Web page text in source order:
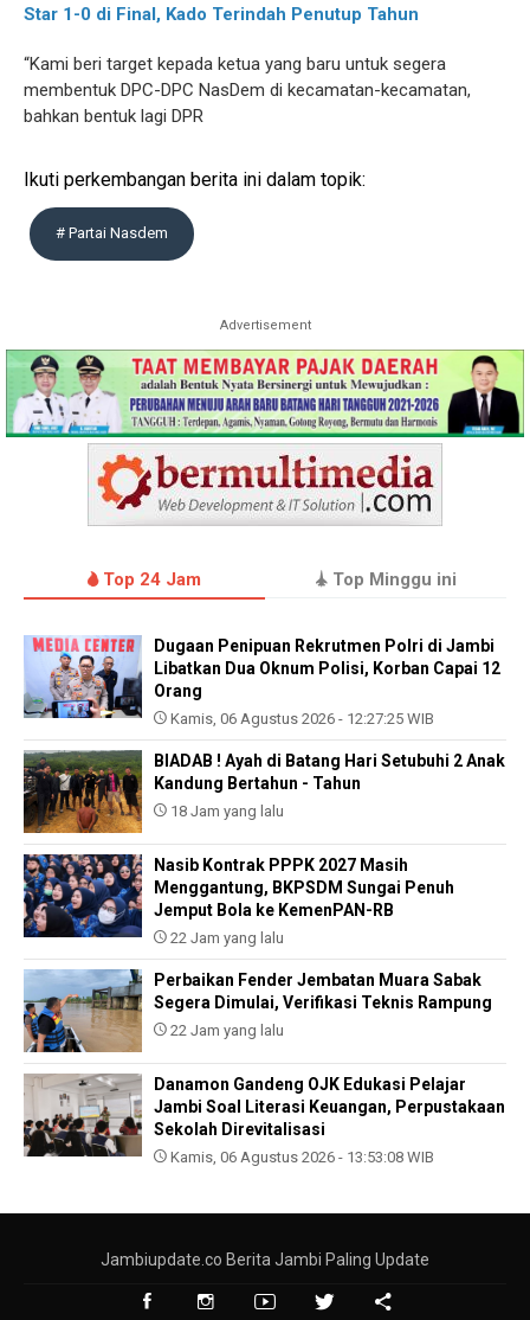
Star 1-0 di Final, Kado Terindah Penutup Tahun
“Kami beri target kepada ketua yang baru untuk segera
membentuk DPC-DPC NasDem di kecamatan-kecamatan,
bahkan bentuk lagi DPR
Ikuti perkembangan berita ini dalam topik:
# Partai Nasdem
Advertisement
Top 24 Jam Top Minggu ini
Dugaan Penipuan Rekrutmen Polri di Jambi
Libatkan Dua Oknum Polisi, Korban Capai 12
Orang
Kamis, 06 Agustus 2026 - 12:27:25 WIB
BIADAB ! Ayah di Batang Hari Setubuhi 2 Anak
Kandung Bertahun - Tahun
18 Jam yang lalu
Nasib Kontrak PPPK 2027 Masih
Menggantung, BKPSDM Sungai Penuh
Jemput Bola ke KemenPAN-RB
22 Jam yang lalu
Perbaikan Fender Jembatan Muara Sabak
Segera Dimulai, Verifikasi Teknis Rampung
22 Jam yang lalu
Danamon Gandeng OJK Edukasi Pelajar
Jambi Soal Literasi Keuangan, Perpustakaan
Sekolah Direvitalisasi
Kamis, 06 Agustus 2026 - 13:53:08 WIB
Jambiupdate.co Berita Jambi Paling Update